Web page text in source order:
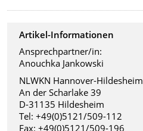
Artikel-Informationen
Ansprechpartner/in:
Anouchka Jankowski
NLWKN Hannover-Hildesheim
An der Scharlake 39
D-31135 Hildesheim
Tel: +49(0)5121/509-112
Fax: +49(0)5121/509-196